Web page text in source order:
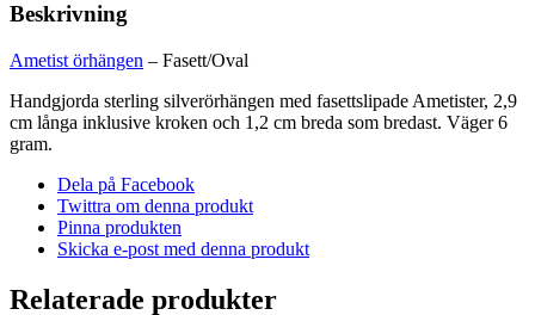
Beskrivning
Ametist örhängen – Fasett/Oval
Handgjorda sterling silverörhängen med fasettslipade Ametister, 2,9
cm långa inklusive kroken och 1,2 cm breda som bredast. Väger 6
gram.
Dela på Facebook
Twittra om denna produkt
Pinna produkten
Skicka e-post med denna produkt
Relaterade produkter